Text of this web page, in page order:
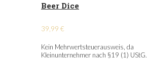
Beer Dice
39,99 €
Kein Mehrwertsteuerausweis, da
Kleinunternehmer nach §19 (1) UStG.